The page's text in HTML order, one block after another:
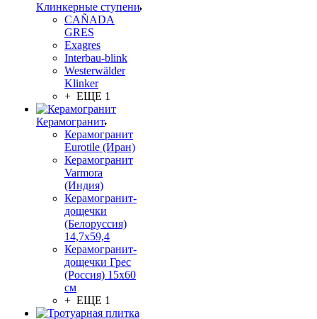
Клинкерные ступени
CAÑADA
GRES
Exagres
Interbau-blink
Westerwälder
Klinker
+ ЕЩЕ 1
Керамогранит
Керамогранит
Eurotile (Иран)
Керамогранит
Varmora
(Индия)
Керамогранит-
дощечки
(Белоруссия)
14,7x59,4
Керамогранит-
дощечки Грес
(Россия) 15х60
см
+ ЕЩЕ 1